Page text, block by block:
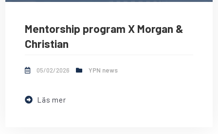
Mentorship program X Morgan &
Christian
05/02/2026 YPN news
Läs mer